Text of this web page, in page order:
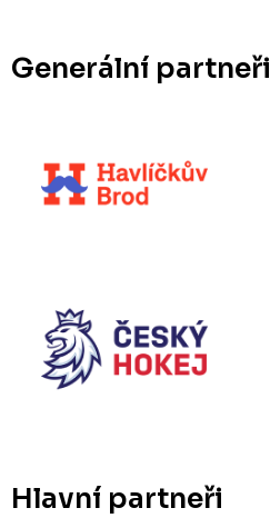
Generální partneři
Hlavní partneři